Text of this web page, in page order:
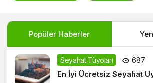
Popüler Haberler
Seyahat Tüyoları 687
En İyi Ücretsiz Seyahat